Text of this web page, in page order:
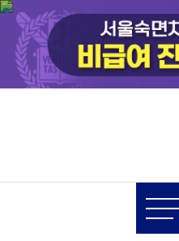
의식하진정법 숙면 치료